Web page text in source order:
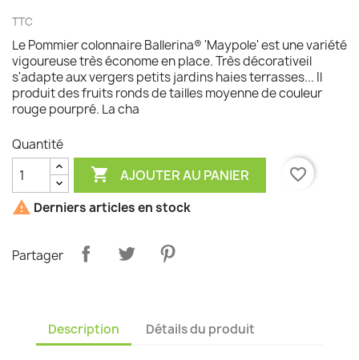
TTC
Le Pommier colonnaire Ballerina® 'Maypole' est une variété
vigoureuse très économe en place. Très décorativeil
s'adapte aux vergers petits jardins haies terrasses... Il
produit des fruits ronds de tailles moyenne de couleur
rouge pourpré. La cha
Quantité
 AJOUTER AU PANIER
favorite_border
 Derniers articles en stock
Partager
Description Détails du produit